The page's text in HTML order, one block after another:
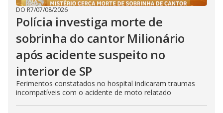
DO R7/07/08/2026
Polícia investiga morte de
sobrinha do cantor Milionário
após acidente suspeito no
interior de SP
Ferimentos constatados no hospital indicaram traumas
incompatíveis com o acidente de moto relatado